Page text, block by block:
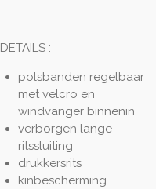
DETAILS :
polsbanden regelbaar
met velcro en
windvanger binnenin
verborgen lange
ritssluiting
drukkersrits
kinbescherming